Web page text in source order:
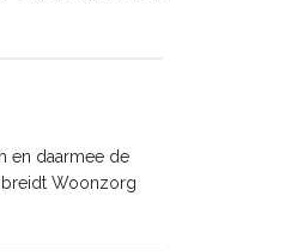
en daarmee de
Woonzorg